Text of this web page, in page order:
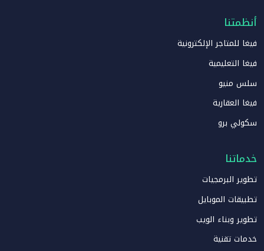
أنظمتنا
فيغا للمتاجر الإلكترونية
فيغا التعليمية
سلس منيو
فيغا العقارية
سكولي برو
خدماتنا
تطوير البرمجيات
تطبيقات الموبايل
تطوير وبناء الويب
خدمات تقنية